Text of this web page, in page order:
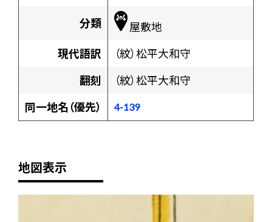
分類
屋敷地
現代語訳
（紋）松平大和守
翻刻
（紋）松平大和守
同一地名（優先）
4-139
地図表示